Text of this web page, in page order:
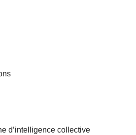
d’intelligence collective